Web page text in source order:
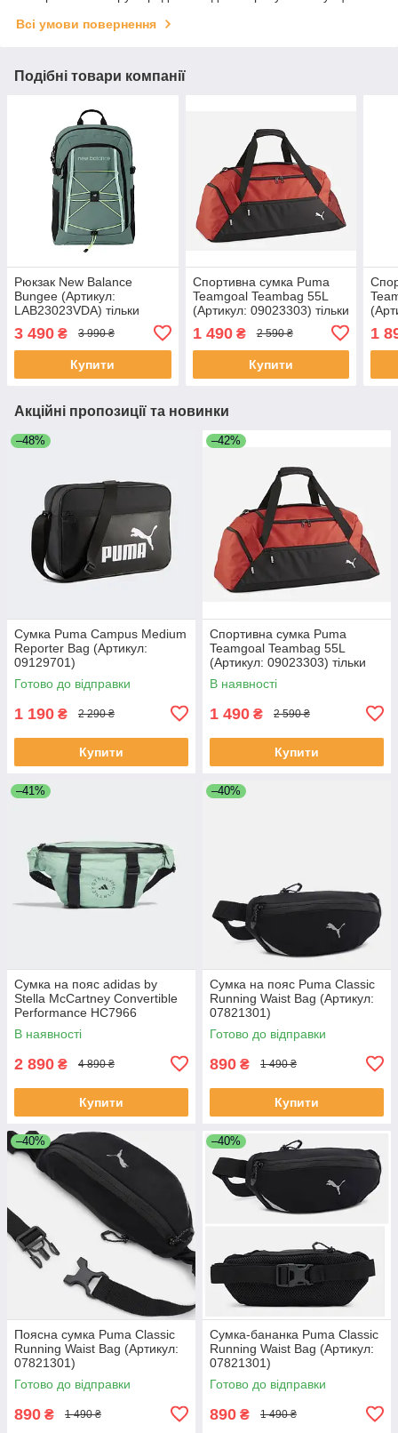
Всі умови повернення
Подібні товари компанії
Рюкзак New Balance
Bungee (Артикул:
LAB23023VDA) тільки
3 490 ₴ 3 990 ₴
Купити
Спортивна сумка Puma
Teamgoal Teambag 55L
(Артикул: 09023303) тільки
1 490₴ 2 590 ₴
Купити
1
Акційні пропозиції та новинки
–48%
Сумка Puma Campus Medium
Reporter Bag (Артикул:
09129701)
Готово до відправки
1 190 ₴ 2 290 ₴
Купити
–42%
Спортивна сумка Puma
Teamgoal Teambag 55L
(Артикул: 09023303) тільки
оригінал
В наявності
1 490 ₴ 2 590 ₴
Купити
–41%
Сумка на пояс adidas by
Stella McCartney Convertible
Performance HC7966
В наявності
2 890 ₴ 4 890 ₴
Купити
–40%
Сумка на пояс Puma Classic
Running Waist Bag (Артикул:
07821301)
Готово до відправки
890 ₴ 1 490 ₴
Купити
–40%
Поясна сумка Puma Classic
Running Waist Bag (Артикул:
07821301)
Готово до відправки
890 ₴ 1 490 ₴
–40%
Сумка-бананка Puma Classic
Running Waist Bag (Артикул:
07821301)
Готово до відправки
890 ₴ 1 490 ₴